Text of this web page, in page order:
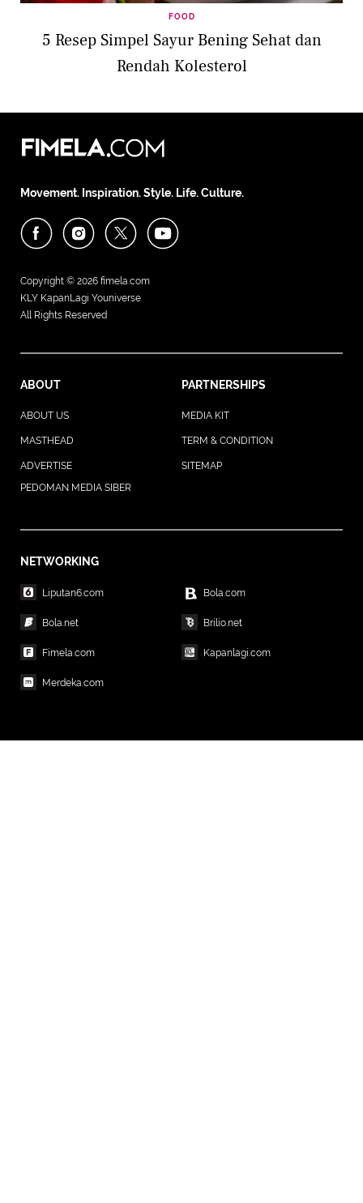
FOOD
5 Resep Simpel Sayur Bening Sehat dan
Rendah Kolesterol
Movement. Inspiration. Style. Life. Culture.
Copyright © 2026 fimela.com
KLY KapanLagi Youniverse
All Rights Reserved
ABOUT PARTNERSHIPS
ABOUT US MEDIA KIT
MASTHEAD TERM & CONDITION
ADVERTISE
SITEMAP
PEDOMAN MEDIA SIBER
NETWORKING
Liputan6.com Bola.com
Bola.net Brilio.net
Fimela.com Kapanlagi.com
Merdeka.com